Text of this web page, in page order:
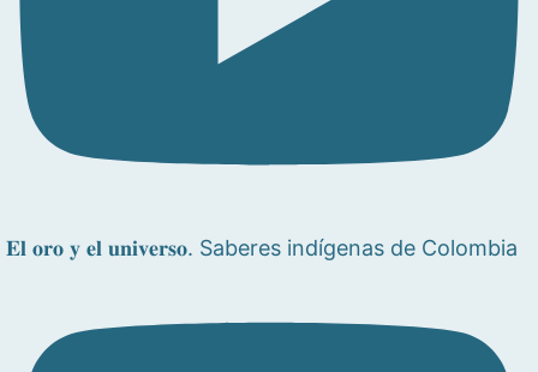
𝐄𝐥 𝐨𝐫𝐨 𝐲 𝐞𝐥 𝐮𝐧𝐢𝐯𝐞𝐫𝐬𝐨. Saberes indígenas de Colombia